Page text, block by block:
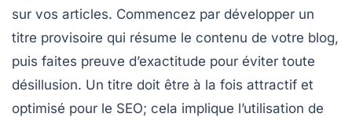
sur vos articles. Commencez par développer un
titre provisoire qui résume le contenu de votre blog,
puis faites preuve d’exactitude pour éviter toute
désillusion. Un titre doit être à la fois attractif et
optimisé pour le SEO; cela implique l’utilisation de